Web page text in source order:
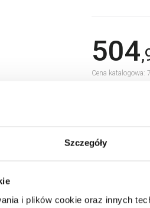
Szczegóły
i plików cookie oraz innych
504,
Cena katalogowa: